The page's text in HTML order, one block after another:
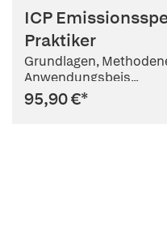
ICP
Praktiker
Grundlagen,
Anwendungsbeis...
95,90 €*